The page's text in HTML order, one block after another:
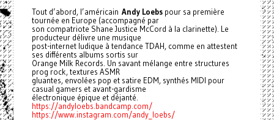
Tout d’abord, l’américain Andy Loebspour sa première
tournée en Europe (accompagné par
son compatriote Shane Justice McCord à la clarinette). Le
producteur délivre une musique
post-internet ludique à tendance TDAH, comme en attestent
ses différents albums sortis sur
Orange Milk Records. Un savant mélange entre structures
prog rock, textures ASMR
gluantes, envolées pop et satire EDM, synthés MIDI pour
casual gamers et avant-gardisme
électronique épique et déjanté.
https://andyloebs.bandcamp.com/
https://www.instagram.com/andy_loebs/